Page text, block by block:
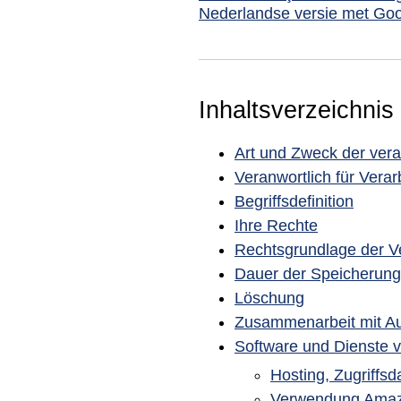
Nederlandse versie met
Inhaltsverzeichnis
Art und Zweck der
Veranwortlich für
Begriffsdefinition
Ihre Rechte
Rechtsgrundlage der
Dauer der Speicherung
Löschung
Zusammenarbeit mit
Software und Dienste
Hosting,